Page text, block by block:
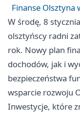
Finanse Olsztyna
W środę, 8
olsztyńscy radni
rok. Nowy plan
dochodów, jak i
bezpieczeństwa
wsparcie rozwoju
Inwestycje, które